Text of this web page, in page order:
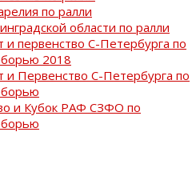
по ралли
области по ралли
и первенство С-Петербурга по
2018
и Первенство С-Петербурга по
и Кубок РАФ СЗФО по